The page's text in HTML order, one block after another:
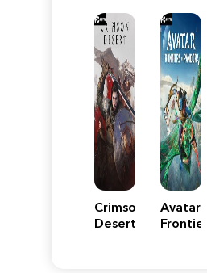
ReimaginedEdition
Crimson
Desert
Avatar:
Frontiers